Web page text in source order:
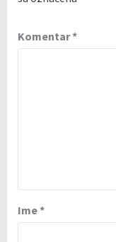
Komentar*
Ime*